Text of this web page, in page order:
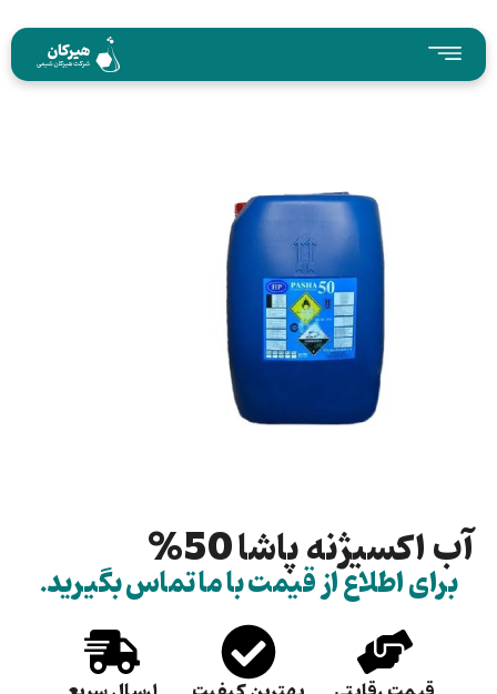
آب اکسیژنه پاشا 50%
برای اطلاع از قیمت با ما تماس بگیرید.